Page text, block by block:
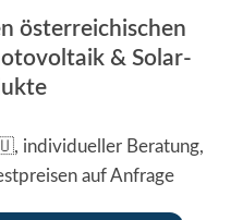
österreichischen
& Solar-
individueller Beratung,
auf Anfrage